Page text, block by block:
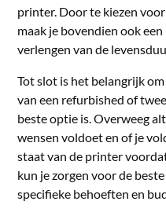
printer. Door te kiezen
maak je bovendien ook
verlengen van de
Tot slot is het belangrijk
van een refurbished of
beste optie is. Overweeg
wensen voldoet en of je
staat van de printer
kun je zorgen voor de
specifieke behoeften en